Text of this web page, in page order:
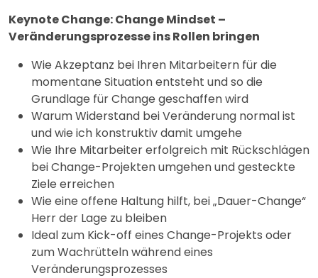
Keynote Change: Change Mindset –
Veränderungsprozesse ins Rollen bringen
Wie Akzeptanz bei Ihren Mitarbeitern für die
momentane Situation entsteht und so die
Grundlage für Change geschaffen wird
Warum Widerstand bei Veränderung normal ist
und wie ich konstruktiv damit umgehe
Wie Ihre Mitarbeiter erfolgreich mit Rückschlägen
bei Change-Projekten umgehen und gesteckte
Ziele erreichen
Wie eine offene Haltung hilft, bei „Dauer-Change“
Herr der Lage zu bleiben
Ideal zum Kick-off eines Change-Projekts oder
zum Wachrütteln während eines
Veränderungsprozesses